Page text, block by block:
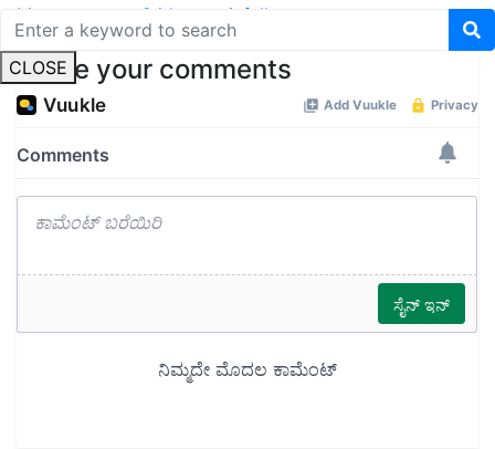
CLOSE
Monsoon
next 24 hour rainfall
Share your comments